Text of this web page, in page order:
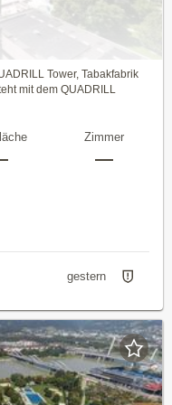
Tower, Tabakfabrik
mit dem QUADRILL
Zimmer
—
gestern